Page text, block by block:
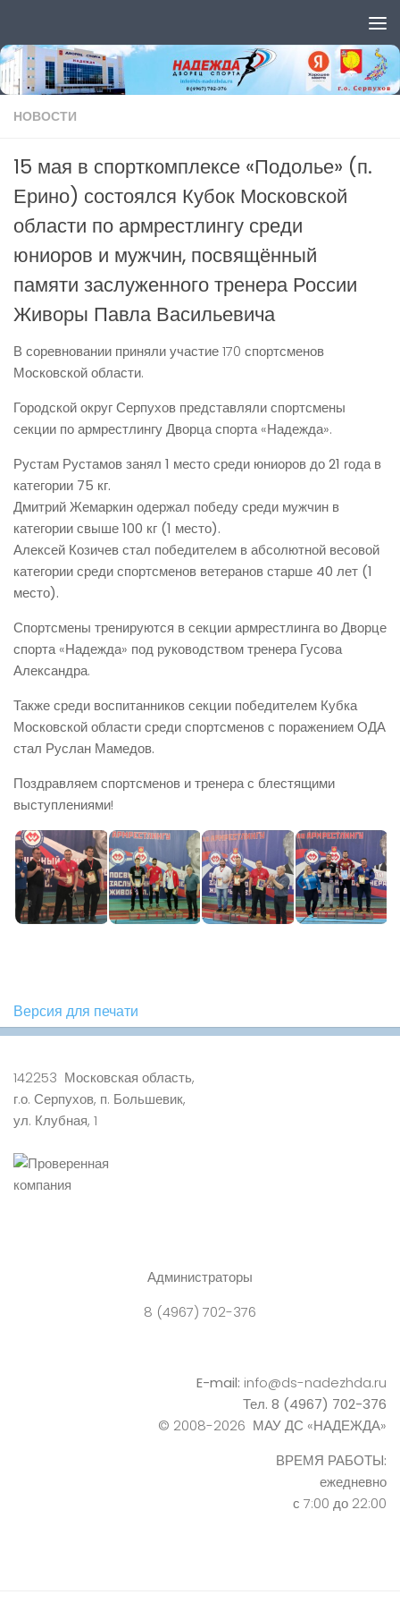
НОВОСТИ
15 мая в спорткомплексе «Подолье» (п.
Ерино) состоялся Кубок Московской
области по армрестлингу среди
юниоров и мужчин, посвящённый
памяти заслуженного тренера России
Живоры Павла Васильевича
В соревновании приняли участие 170 спортсменов
Московской области.
Городской округ Серпухов представляли спортсмены
секции по армрестлингу Дворца спорта «Надежда».
Рустам Рустамов занял 1 место среди юниоров до 21 года в
категории 75 кг.
Дмитрий Жемаркин одержал победу среди мужчин в
категории свыше 100 кг (1 место).
Алексей Козичев стал победителем в абсолютной весовой
категории среди спортсменов ветеранов старше 40 лет (1
место).
Спортсмены тренируются в секции армрестлинга во Дворце
спорта «Надежда» под руководством тренера Гусова
Александра.
Также среди воспитанников секции победителем Кубка
Московской области среди спортсменов с поражением ОДА
стал Руслан Мамедов.
Поздравляем спортсменов и тренера с блестящими
выступлениями!
Версия для печати
142253 Московская область,
г.о. Серпухов, п. Большевик,
ул. Клубная, 1
Администраторы
8 (4967) 702-376
E-mail: info@ds-nadezhda.ru
Тел. 8 (4967) 702-376
© 2008-2026 МАУ ДС «НАДЕЖДА»
ВРЕМЯ РАБОТЫ:
ежедневно
с 7:00 до 22:00